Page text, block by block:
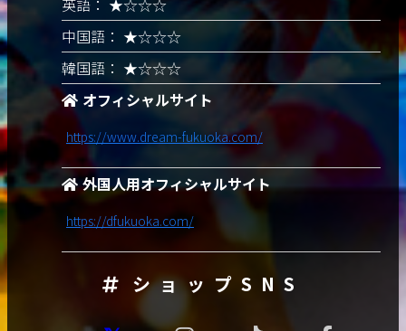
中国語： ★☆☆☆
韓国語： ★☆☆☆
オフィシャルサイト
https://www.dream-fukuoka.com/
外国人用オフィシャルサイト
https://dfukuoka.com/
ショップSNS